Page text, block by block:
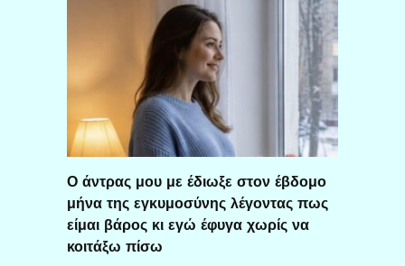
Ο άντρας μου με έδιωξε στον έβδομο
μήνα της εγκυμοσύνης λέγοντας πως
είμαι βάρος κι εγώ έφυγα χωρίς να
κοιτάξω πίσω